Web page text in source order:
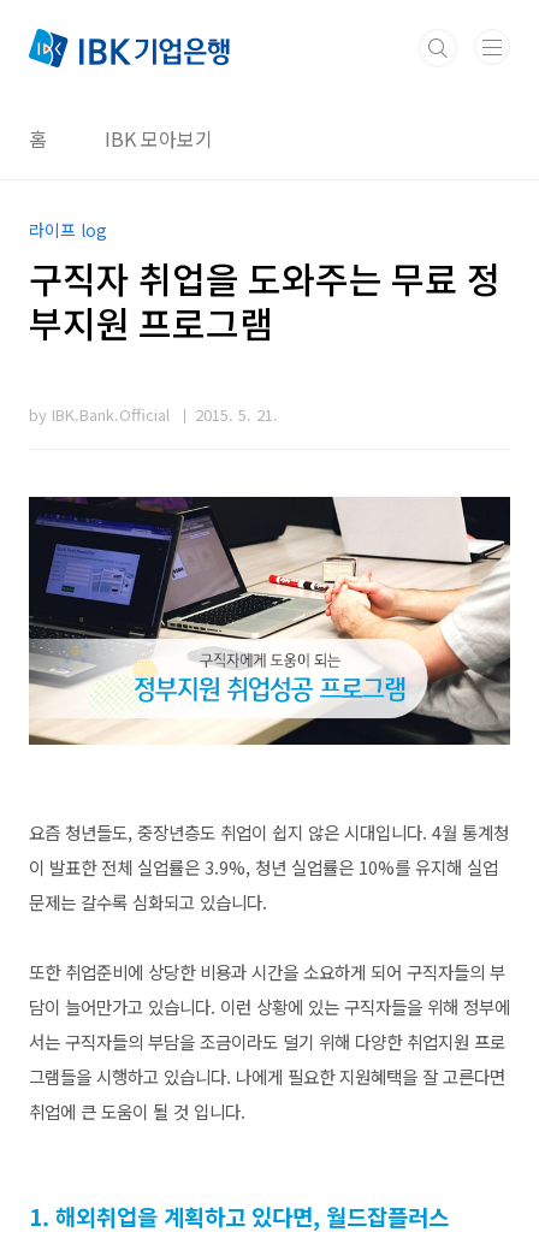
홈 IBK 모아보기
라이프 log
구직자 취업을 도와주는 무료 정
부지원 프로그램
by IBK.Bank.Official 2015. 5. 21.
요즘 청년들도, 중장년층도 취업이 쉽지 않은 시대입니다. 4월 통계청
이 발표한 전체 실업률은 3.9%, 청년 실업률은 10%를 유지해 실업
문제는 갈수록 심화되고 있습니다.
또한 취업준비에 상당한 비용과 시간을 소요하게 되어 구직자들의 부
담이 늘어만가고 있습니다. 이런 상황에 있는 구직자들을 위해 정부에
서는 구직자들의 부담을 조금이라도 덜기 위해 다양한 취업지원 프로
그램들을 시행하고 있습니다. 나에게 필요한 지원혜택을 잘 고른다면
취업에 큰 도움이 될 것 입니다.
1. 해외취업을 계획하고 있다면, 월드잡플러스